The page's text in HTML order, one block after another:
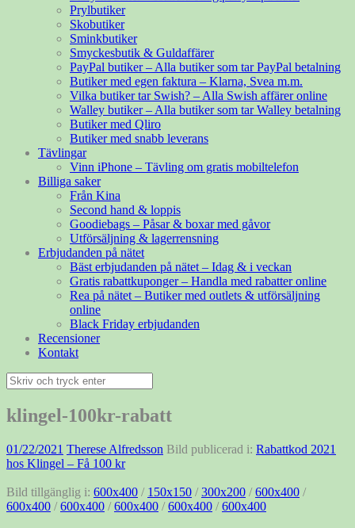
Prylbutiker
Skobutiker
Sminkbutiker
Smyckesbutik & Guldaffärer
PayPal butiker – Alla butiker som tar PayPal betalning
Butiker med egen faktura – Klarna, Svea m.m.
Vilka butiker tar Swish? – Alla Swish affärer online
Walley butiker – Alla butiker som tar Walley betalning
Butiker med Qliro
Butiker med snabb leverans
Tävlingar
Vinn iPhone – Tävling om gratis mobiltelefon
Billiga saker
Från Kina
Second hand & loppis
Goodiebags – Påsar & boxar med gåvor
Utförsäljning & lagerrensning
Erbjudanden på nätet
Bäst erbjudanden på nätet – Idag & i veckan
Gratis rabattkuponger – Handla med rabatter online
Rea på nätet – Butiker med outlets & utförsäljning
online
Black Friday erbjudanden
Recensioner
Kontakt
Sök
efter:
klingel-100kr-rabatt
01/22/2021 Therese Alfredsson Bild publicerad i: Rabattkod 2021
hos Klingel – Få 100 kr
Bild tillgänglig i: 600x400 / 150x150 /300x200 /600x400 /
600x400 /600x400 /600x400 /600x400 /600x400